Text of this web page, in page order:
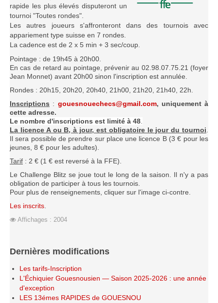
rapide les plus élevés disputeront un
tournoi "Toutes rondes".
Les autres joueurs s'affronteront dans des tournois avec
appariement type suisse en 7 rondes.
La cadence est de 2 x 5 min + 3 sec/coup.
Pointage : de 19h45 à 20h00.
En cas de retard au pointage, prévenir au 02.98.07.75.21 (foyer
Jean Monnet) avant 20h00 sinon l'inscription est annulée.
Rondes : 20h15, 20h20, 20h40, 21h00, 21h20, 21h40, 22h.
Inscriptions : gouesnouechecs@gmail.com, uniquement à
cette adresse.
Le nombre d'inscriptions est limité à 48
La licence A ou B, à jour, est obligatoire le jour du tournoi
Il sera possible de prendre sur place une licence B (3 € pour les
jeunes, 8 € pour les adultes).
Tarif : 2 € (1 € est reversé à la FFE).
Le Challenge Blitz se joue tout le long de la saison. Il n'y a pas
obligation de participer à tous les tournois.
Pour plus de renseignements, cliquer sur l'image ci-contre.
Les inscrits
Affichages : 2004
Dernières modifications
Les tarifs-Inscription
L'Échiquier Gouesnousien — Saison 2025-2026 : une année
d'exception
LES 13émes RAPIDES de GOUESNOU